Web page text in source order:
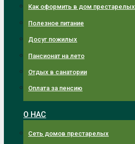
Как оформить в дом престарелых
Полезное питание
Досуг пожилых
Пансионат на лето
Отдых в санатории
Оплата за пенсию
О НАС
Сеть домов престарелых